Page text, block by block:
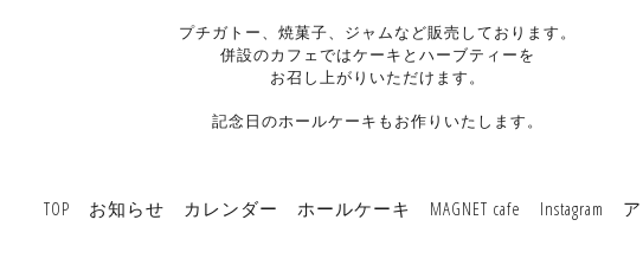
プチガトー、焼菓子、ジャムなど販売しております。
併設のカフェではケーキとハーブティーを
お召し上がりいただけます。
記念日のホールケーキもお作りいたします。
TOP お知らせ カレンダー ホールケーキ MAGNET cafe Instagram